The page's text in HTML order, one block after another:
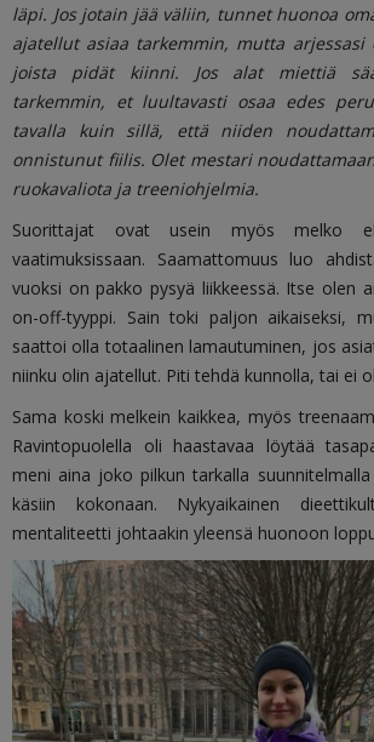
läpi. Jos jotain jää väliin, tunnet huonoa
ajatellut asiaa tarkemmin, mutta arjessasi
joista pidät kiinni. Jos alat miettiä
tarkemmin, et luultavasti osaa edes
tavalla kuin sillä, että niiden
onnistunut fiilis. Olet mestari
ruokavaliota ja treeniohjelmia.
Suorittajat ovat usein myös melko
vaatimuksissaan. Saamattomuus luo
vuoksi on pakko pysyä liikkeessä. Itse olen
on-off-tyyppi. Sain toki paljon aikaiseksi,
saattoi olla totaalinen lamautuminen, jos
niinku olin ajatellut. Piti tehdä kunnolla, tai ei
Sama koski melkein kaikkea, myös
Ravintopuolella oli haastavaa löytää
meni aina joko pilkun tarkalla
käsiin kokonaan. Nykyaikainen
mentaliteetti johtaakin yleensä huonoon